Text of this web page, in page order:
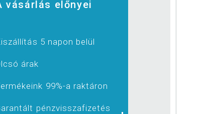
vásárlás előnyei
5 napon belül
árak
99%-a raktáron
pénzvisszafizetés